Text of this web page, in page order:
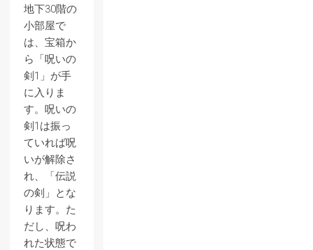
地下30階の
小部屋で
は、宝箱か
ら「呪いの
剣1」が手
に入りま
す。呪いの
剣1は振っ
ていれば呪
いが解除さ
れ、「伝説
の剣」とな
ります。た
だし、呪わ
れた状態で